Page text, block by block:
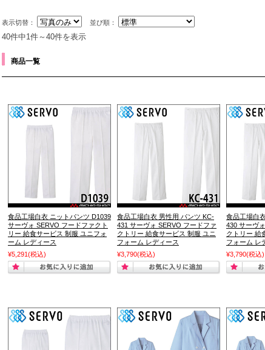
表示切替： 並び順：
40件中1件～40件を表示
商品一覧
食品工場白衣 ニットパンツ D1039
サーヴォ SERVO フードファクト
リー 給食サービス 制服 ユニフォ
ーム レディース
¥5,291 (税込)
食品工場白衣 男性用 パンツ KC-
431 サーヴォ SERVO フードファ
クトリー 給食サービス 制服 ユニ
フォーム レディース
¥3,790(税込)
食品工場白
430 サーヴ
クトリー 給
フォーム レ
¥3,790(税込)